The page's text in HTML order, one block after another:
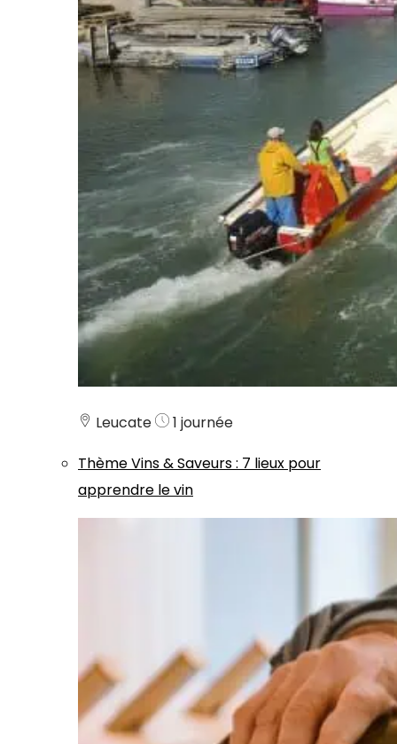
Leucate
1 journée
ThèmeVins & Saveurs: 7 lieux pour
apprendre le vin